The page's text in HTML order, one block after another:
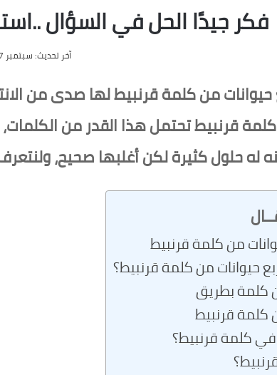
فكر جيدًا الحل في السؤال
آخر تحديث: سبتمبر 27, 2024
حيوانات من كلمة قرنبيط لها صدى من
قرنبيط تحتمل هذا القدر من
له حلول كثيرة لكن أغلبها صحيح،
من كلمة قرنبيط
حيوانات من كلمة قرنبيط؟
كلمة بطريق
كلمة قرنبيط
كلمة قرنبيط؟